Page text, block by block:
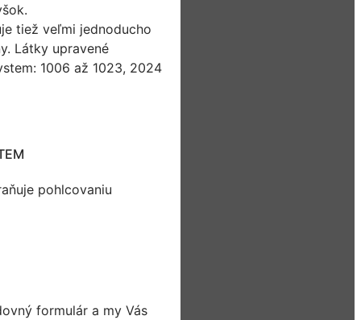
tiež veľmi jednoducho
Látky upravené
1006 až 1023, 2024
pohlcovaniu
formulár a my Vás